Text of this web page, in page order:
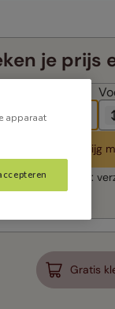
je prijs
Krijg
Snelle levering:
Gratis
apparaat